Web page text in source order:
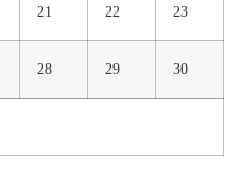
21 22 23
28 29 30